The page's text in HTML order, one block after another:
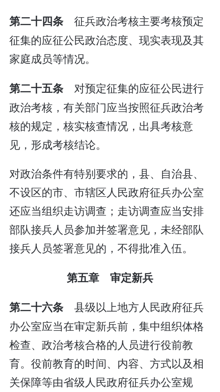
第二十四条 征兵政治考核主要考核预定
征集的应征公民政治态度、现实表现及其
家庭成员等情况。
第二十五条 对预定征集的应征公民进行
政治考核，有关部门应当按照征兵政治考
核的规定，核实核查情况，出具考核意
见，形成考核结论。
对政治条件有特别要求的，县、自治县、
不设区的市、市辖区人民政府征兵办公室
还应当组织走访调查；走访调查应当安排
部队接兵人员参加并签署意见，未经部队
接兵人员签署意见的，不得批准入伍。
第五章 审定新兵
第二十六条 县级以上地方人民政府征兵
办公室应当在审定新兵前，集中组织体格
检查、政治考核合格的人员进行役前教
育。役前教育的时间、内容、方式以及相
关保障等由省级人民政府征兵办公室规